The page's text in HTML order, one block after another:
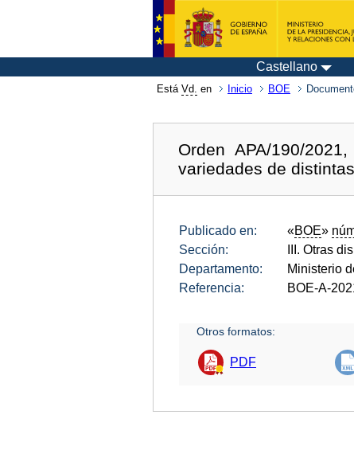
Castellano
Está Vd. en Inicio BOE
Orden APA/190/
variedades de
Publicado en: «BOE»
Sección:
III. Otras
Departamento:
Ministerio
Referencia:
BOE-A-
Otros formatos:
PDF